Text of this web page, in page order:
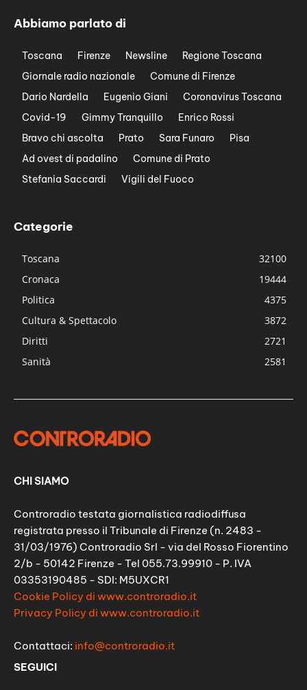
Abbiamo parlato di
Toscana Firenze Newsline
Regione Toscana
Giornale radio nazionale
Comune di Firenze
Dario Nardella
Eugenio Giani
Coronavirus Toscana
Covid-19
Gimmy Tranquillo
Enrico Rossi
Bravo chi ascolta
Prato Sara Funaro
Pisa
Ad ovest di padalino
Comune di Prato
Stefania Saccardi
Vigili del Fuoco
Categorie
Toscana
32100
Cronaca
19444
Politica
4375
Cultura & Spettacolo
3872
Diritti
2721
Sanità
2581
CHI SIAMO
Controradio testata giornalistica radiodiffusa
registrata presso il Tribunale di Firenze (n. 2483 -
31/03/1976) Controradio Srl - via del Rosso Fiorentino
2/b - 50142 Firenze - Tel 055.73.99910 - P. IVA
03353190485 - SDI: M5UXCR1
Cookie Policy di www.controradio.it
Privacy Policy di www.controradio.it
Contattaci: info@controradio.it
SEGUICI